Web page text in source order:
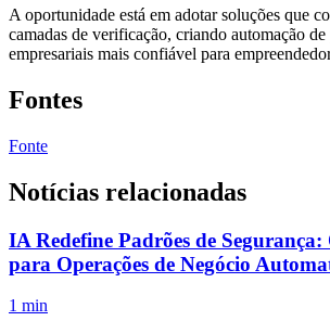
A oportunidade está em adotar soluções que
camadas de verificação, criando automação de
empresariais mais confiável para
Fontes
Fonte
Notícias relacionadas
IA Redefine Padrões de
para Operações de Negócio
1 min